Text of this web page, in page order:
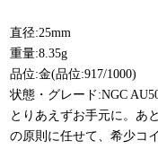
直径:25mm
重量:8.35g
品位:金(品位:917/1000)
状態・グレード:NGC
とりあえずお手元に。あ
の原則に任せて、希少コ